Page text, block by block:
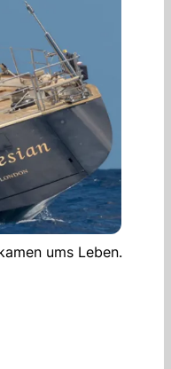
ums Leben.